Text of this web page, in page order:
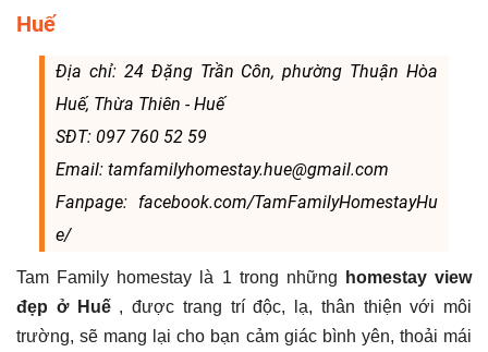
Huế
Địa chỉ: 24 Đặng Trần Côn, phường Thuận Hòa
Huế, Thừa Thiên - Huế
SĐT: 097 760 52 59
Email: tamfamilyhomestay.hue@gmail.com
Fanpage: facebook.com/TamFamilyHomestayHu
e/
Tam Family homestay là 1 trong những homestay view
đẹp ở Huế, được trang trí độc, lạ, thân thiện với môi
trường, sẽ mang lại cho bạn cảm giác bình yên, thoải mái